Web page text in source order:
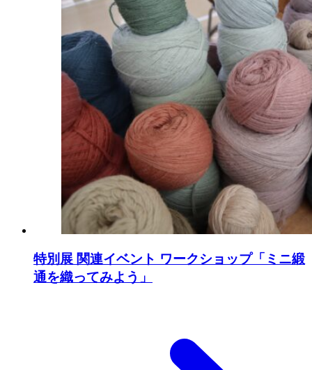
特別展 関連イベント ワークショップ「ミニ緞
通を織ってみよう」